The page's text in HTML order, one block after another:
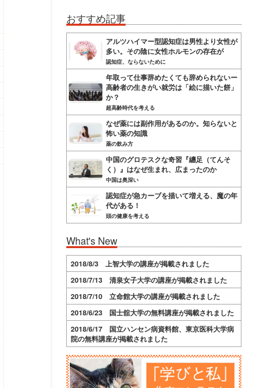
おすすめ記事
アルツハイマー型認知症は男性より女性が
多い。その陰に女性ホルモンの存在が
認知症、ならないために
年取って仕事辞めたくても辞められないー
高齢者の生きがい就労は「絵に描いた餅」
か？
超高齢時代を考える
なぜ薬には副作用があるのか。知らないと
怖い薬の知識
薬の飲み方
中国のグロテスクな奇習『纏足（てんそ
く）』はなぜ生まれ、広まったのか
中国は奥深い
認知症が急カーブを描いて増える、魔の年
代がある！
頭の健康を考える
What's New
2018/8/3 上智大学の講座が掲載されました
2018/7/13 清泉女子大学の講座が掲載されました
2018/7/10 立命館大学の講座が掲載されました
2018/6/23 国士舘大学の無料講座が掲載されました
2018/6/17 国立ハンセン病資料館、東京医科大学病
院の無料講座が掲載されました